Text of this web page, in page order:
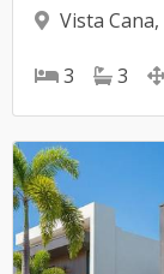
Vista Cana,
3 3